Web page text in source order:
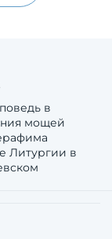
в
мощей
Литургии в